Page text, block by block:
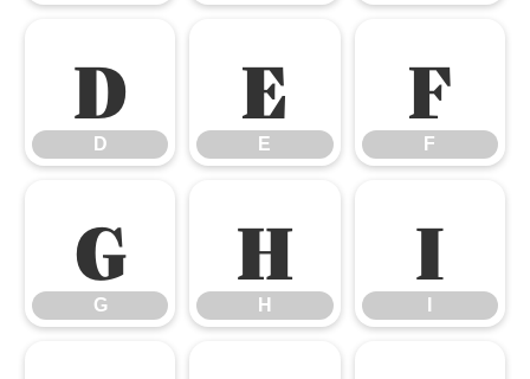
D
D
E
E
F
F
G
G
H
H
I